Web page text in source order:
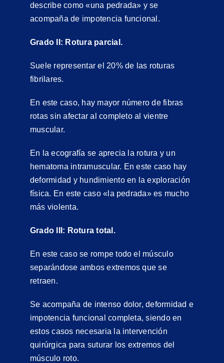
describe como «una pedrada» y se
acompaña de impotencia funcional.
Grado II: Rotura parcial.
Suele representar el 20% de las roturas
fibrilares.
En este caso, hay mayor número de fibras
rotas sin afectar al completo al vientre
muscular.
En la ecografía se aprecia la rotura y un
hematoma intramuscular. En este caso hay
deformidad y hundimiento en la exploración
física. En este caso «la pedrada» es mucho
más violenta.
Grado III: Rotura total.
En este caso se rompe todo el músculo
separándose ambos extremos que se
retraen.
Se acompaña de intenso dolor, deformidad e
impotencia funcional completa, siendo en
estos casos necesaria la intervención
quirúrgica para suturar los extremos del
músculo roto.